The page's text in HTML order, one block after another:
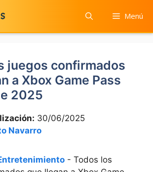
Menú
juegos confirmados
a Xbox Game Pass
2025
30/06/2025
Navarro
- Todos los